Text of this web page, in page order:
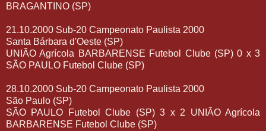
BRAGANTINO (SP)
21.10.2000 Sub-20 Campeonato Paulista 2000
Santa Bárbara d'Oeste (SP)
UNIÃO Agrícola BARBARENSE Futebol Clube (SP) 0 x 3
SÃO PAULO Futebol Clube (SP)
28.10.2000 Sub-20 Campeonato Paulista 2000
São Paulo (SP)
SÃO PAULO Futebol Clube (SP) 3 x 2 UNIÃO Agrícola
BARBARENSE Futebol Clube (SP)